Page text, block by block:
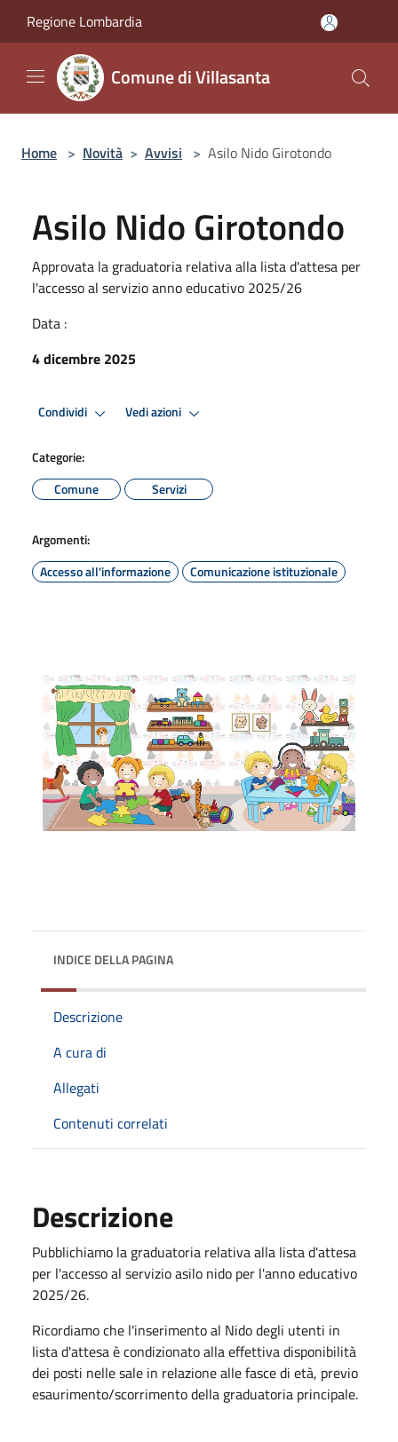
Regione Lombardia
Comune di Villasanta
Home > Novità > Avvisi > Asilo Nido Girotondo
Asilo Nido Girotondo
Approvata la graduatoria relativa alla lista d'attesa per
l'accesso al servizio anno educativo 2025/26
Data :
4 dicembre 2025
Condividi Vedi azioni
Categorie:
Comune
Servizi
Argomenti:
Accesso all'informazione
Comunicazione istituzionale
INDICE DELLA PAGINA
Descrizione
A cura di
Allegati
Contenuti correlati
Descrizione
Pubblichiamo la graduatoria relativa alla lista d'attesa
per l'accesso al servizio asilo nido per l'anno educativo
2025/26.
Ricordiamo che l'inserimento al Nido degli utenti in
lista d'attesa è condizionato alla effettiva disponibilità
dei posti nelle sale in relazione alle fasce di età, previo
esaurimento/scorrimento della graduatoria principale.